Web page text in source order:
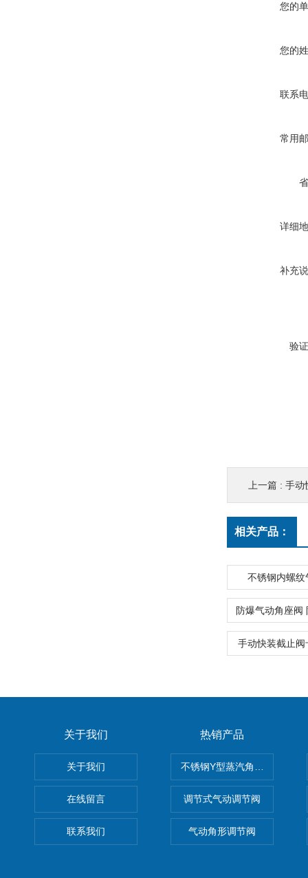
您的
您的
联系
常用
详细
补充
验
上一篇 : 手动
相关产品：
不锈钢内螺纹
手动快装截止
关于我们
关于我们
在线留言
联系我们
热销产品
不锈钢Y型蒸汽角座阀
调节式气动调节阀
气动角形调节阀